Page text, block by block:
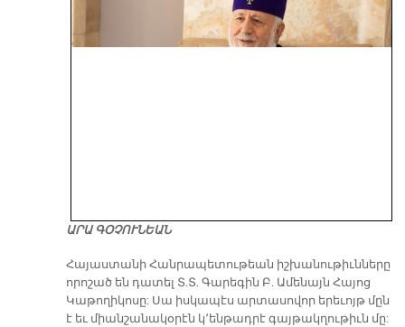
ԱՐԱ ԳՕՉՈՒՆԵԱՆ
​Հայաստանի Հանրապետութեան իշխանութիւնները
որոշած են դատել Տ.Տ. Գարեգին Բ. Ամենայն Հայոց
Կաթողիկոսը: Սա իսկապէս արտասովոր երեւոյթ մըն
է եւ միանշանակօրէն կ՚ենթադրէ գայթակղութիւն մը: